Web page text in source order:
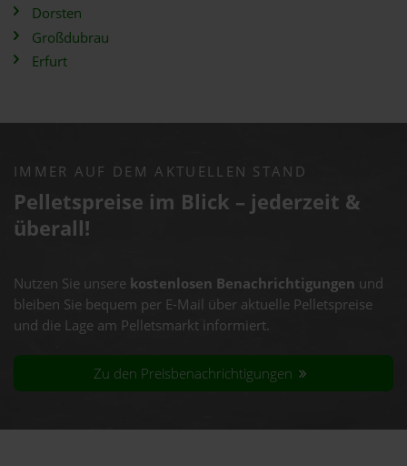
Dorsten
Großdubrau
Erfurt
IMMER AUF DEM AKTUELLEN STAND
Pelletspreise im Blick – jederzeit &
überall!
Nutzen Sie unsere kostenlosen Benachrichtigungen und
bleiben Sie bequem per E-Mail über aktuelle Pelletspreise
und die Lage am Pelletsmarkt informiert.
Zu den Preisbenachrichtigungen